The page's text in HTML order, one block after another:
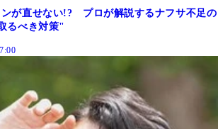
ンが直せない!? プロが解説するナフサ不足の
るべき対策"